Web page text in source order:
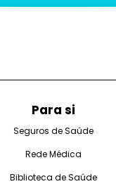
Para si
Seguros de Saúde
Rede Médica
Biblioteca de Saúde